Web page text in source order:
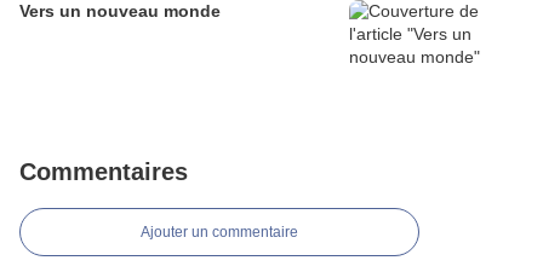
Vers un nouveau monde
Commentaires
Ajouter un commentaire